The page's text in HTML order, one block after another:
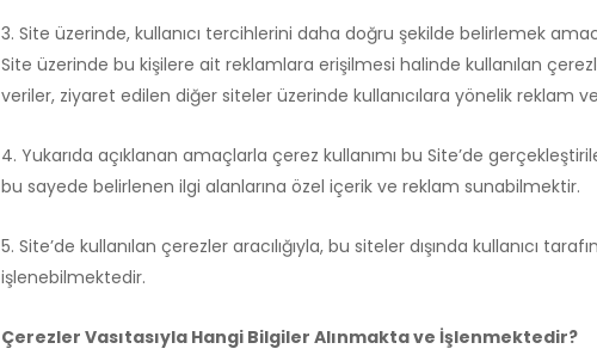
3. Site üzerinde, kullanıcı tercihlerini daha doğru şekilde belirlemek
Site üzerinde bu kişilere ait reklamlara erişilmesi halinde kullanılan
veriler, ziyaret edilen diğer siteler üzerinde kullanıcılara yönelik reklam
4. Yukarıda açıklanan amaçlarla çerez kullanımı bu Site’de
bu sayede belirlenen ilgi alanlarına özel içerik ve reklam sunabilmektir.
5. Site’de kullanılan çerezler aracılığıyla, bu siteler dışında kullanıcı
işlenebilmektedir.
Çerezler Vasıtasıyla Hangi Bilgiler Alınmakta ve İşlenmektedir?